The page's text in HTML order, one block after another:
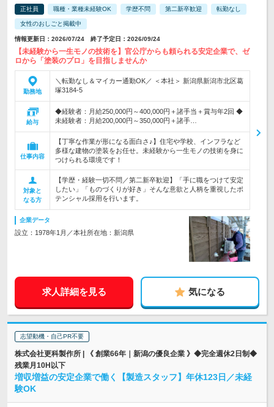
正社員 職種・業種未経験OK 学歴不問 第二新卒歓迎 転勤なし
女性のおしごと掲載中
情報更新日：2026/07/24 終了予定日：2026/09/24
【未経験から一生モノの技術を】官公庁からも頼られる安定企業で、ゼ
ロから「塗装のプロ」を目指しませんか
勤務地
＼転勤なし＆マイカー通勤OK／ ＜本社＞ 新潟県新潟市北区葛
塚3184-5
給与
◆経験者：月給250,000円～400,000円＋諸手当＋賞与年2回 ◆
未経験者：月給200,000円～350,000円＋諸手…
仕事内容
【丁寧な作業が形になる面白さ♪】住宅や学校、インフラなど
多様な建物の塗装をお任せ。未経験から一生モノの技術を身に
つけられる環境です！
対象と
なる方
【学歴・経験一切不問／第二新卒歓迎】「手に職をつけて安定
したい」「ものづくりが好き」そんな意欲と人柄を重視したポ
テンシャル採用を行います。
企業データ
設立：1978年1月／本社所在地：新潟県
求人詳細を見る 気になる
志望動機・自己PR不要
株式会社更科製作所 | 《 創業66年｜新潟の優良企業 》◆完全週休2日制◆
残業月10H以下
増収増益の安定企業で働く【製造スタッフ】年休123日／未経
験OK